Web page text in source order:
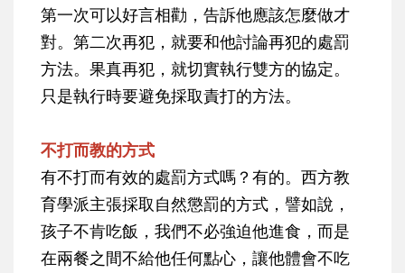
第一次可以好言相勸，告訴他應該怎麼做才
對。第二次再犯，就要和他討論再犯的處罰
方法。果真再犯，就切實執行雙方的協定。
只是執行時要避免採取責打的方法。
不打而教的方式
有不打而有效的處罰方式嗎？有的。西方教
育學派主張採取自然懲罰的方式，譬如說，
孩子不肯吃飯，我們不必強迫他進食，而是
在兩餐之間不給他任何點心，讓他體會不吃